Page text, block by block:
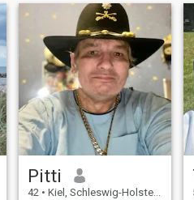
Pitti
42 • Kiel, Schleswig-Holstein, Alemania